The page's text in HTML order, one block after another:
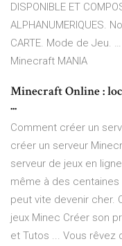
DISPONIBLE ET
ALPHANUMERIQUES.
CARTE. Mode de Jeu.
Minecraft MANIA
Minecraft Online :
...
Comment créer un
créer un serveur
serveur de jeux en
même à des
peut vite devenir cher.
jeux Minec Créer son
et Tutos ... Vous